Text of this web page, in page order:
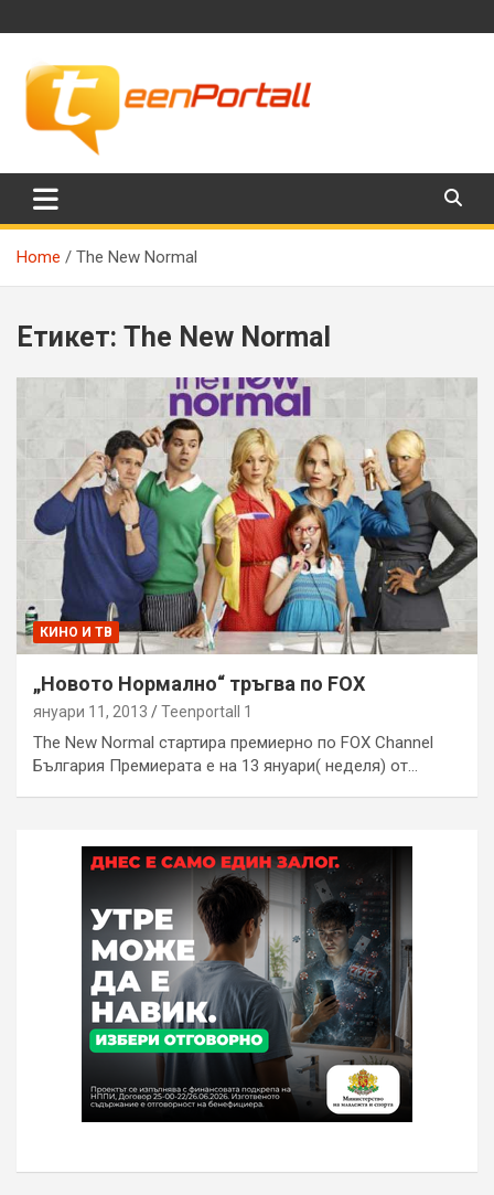
to
TeenPortall
Home The New Normal
Етикет: The New Normal
КИНО И ТВ
„Новото Нормално“ тръгва по FOX
януари 11, 2013 Teenportall 1
The New Normal стартира премиерно по FOX Channel
България Премиерата е на 13 януари( неделя) от…